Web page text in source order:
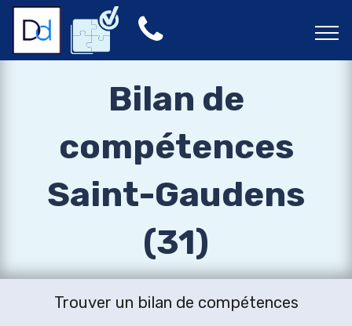
Bilan de
compétences
Saint-Gaudens
(31)
Trouver un bilan de compétences